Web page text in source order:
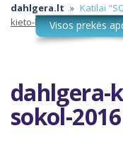
dahlgera.lt » Katilai
kieto-kuro-katilai-sokol-
dahlgera-
sokol-2016